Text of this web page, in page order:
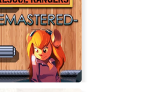
in Boulzac